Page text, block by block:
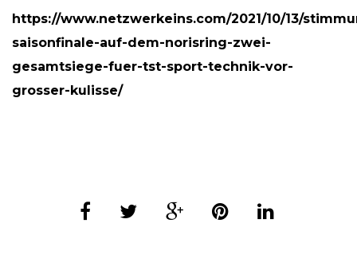
https://www.netzwerkeins.com/2021/10/13/
saisonfinale-auf-dem-norisring-zwei-
gesamtsiege-fuer-tst-sport-technik-vor-
grosser-kulisse/